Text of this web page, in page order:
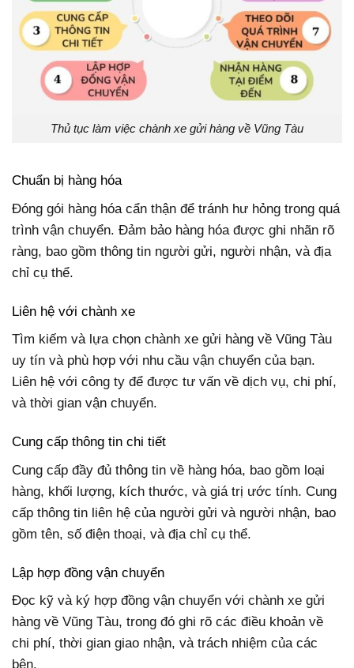
Thủ tục làm việc chành xe gửi hàng về Vũng Tàu
Chuẩn bị hàng hóa
Đóng gói hàng hóa cẩn thận để tránh hư hỏng trong quá
trình vận chuyển. Đảm bảo hàng hóa được ghi nhãn rõ
ràng, bao gồm thông tin người gửi, người nhận, và địa
chỉ cụ thể.
Liên hệ với chành xe
Tìm kiếm và lựa chọn chành xe gửi hàng về Vũng Tàu
uy tín và phù hợp với nhu cầu vận chuyển của bạn.
Liên hệ với công ty để được tư vấn về dịch vụ, chi phí,
và thời gian vận chuyển.
Cung cấp thông tin chi tiết
Cung cấp đầy đủ thông tin về hàng hóa, bao gồm loại
hàng, khối lượng, kích thước, và giá trị ước tính. Cung
cấp thông tin liên hệ của người gửi và người nhận, bao
gồm tên, số điện thoại, và địa chỉ cụ thể.
Lập hợp đồng vận chuyển
Đọc kỹ và ký hợp đồng vận chuyển với chành xe gửi
hàng về Vũng Tàu, trong đó ghi rõ các điều khoản về
chi phí, thời gian giao nhận, và trách nhiệm của các
bên.